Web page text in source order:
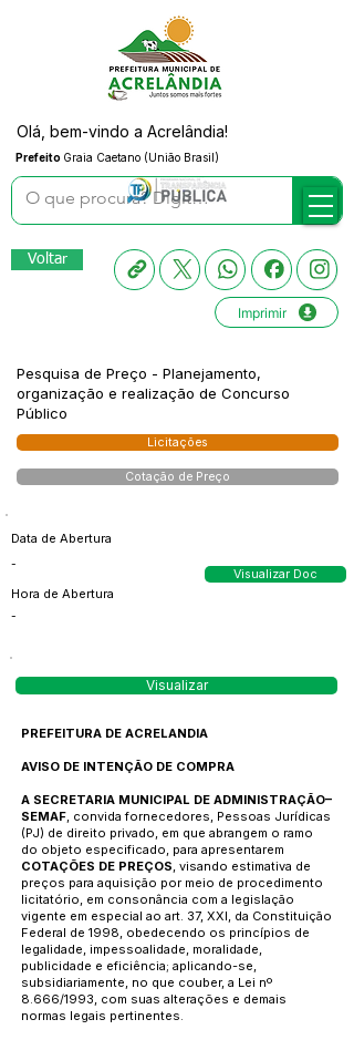
Prefeito Graia Caetano (União Brasil)
Olá, bem-vindo a Acrelândia!
Voltar
Imprimir
Pesquisa de Preço - Planejamento,
organização e realização de Concurso
Público
Licitações
Cotação de Preço
Data de Abertura
-
Hora de Abertura
-
Visualizar Doc
Visualizar
PREFEITURA DE ACRELANDIA
AVISO DE INTENÇÃO DE COMPRA
A SECRETARIA MUNICIPAL DE ADMINISTRAÇÃO–
SEMAF, convida fornecedores, Pessoas Jurídicas
(PJ) de direito privado, em que abrangem o ramo
do objeto especificado, para apresentarem
COTAÇÕES DE PREÇOS, visando estimativa de
preços para aquisição por meio de procedimento
licitatório, em consonância com a legislação
vigente em especial ao art. 37, XXI, da Constituição
Federal de 1998, obedecendo os princípios de
legalidade, impessoalidade, moralidade,
publicidade e eficiência; aplicando-se,
subsidiariamente, no que couber, a Lei nº
8.666/1993, com suas alterações e demais
normas legais pertinentes.